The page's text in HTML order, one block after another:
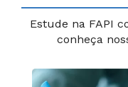
Estude na FAPI
conheça